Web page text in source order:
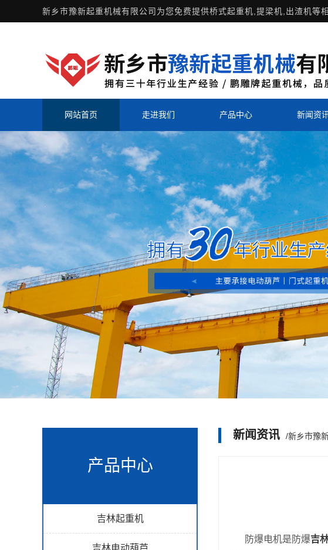
新乡市豫新起重机械有限公司为您免费提供桥式起重机 ,提梁机,出渣机等
网站首页 走进我们 产品中心 新闻资
产品中心
吉林起重机
吉林电动葫芦
新闻资讯 /新乡市豫
防爆电机是防爆吉